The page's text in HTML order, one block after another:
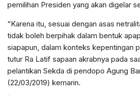
pemilihan Presiden yang akan digelar
“Karena itu, sesuai dengan asas
tidak boleh berpihak dalam bentuk
siapapun, dalam konteks kepentingan
tutur Ra Latif sapaan akrabnya pada
pelantikan Sekda di pendopo Agung
(22/03/2019) kemarin.